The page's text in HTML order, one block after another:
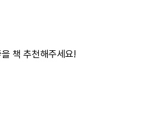
책 추천해주세요!